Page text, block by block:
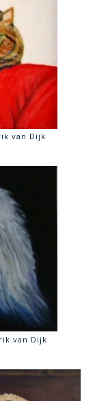
van Dijk
van Dijk